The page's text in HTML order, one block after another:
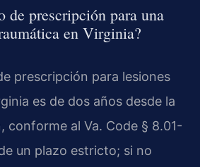
de prescripción para una
en Virginia?
prescripción para lesiones
es de dos años desde la
conforme al Va. Code § 8.01-
un plazo estricto; si no